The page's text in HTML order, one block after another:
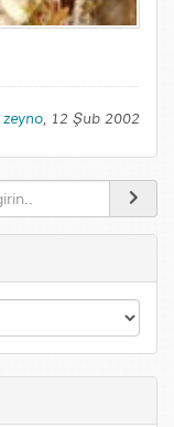
zeyno, 12 Şub 2002